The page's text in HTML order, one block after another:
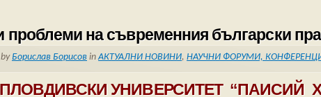
проблеми на съвременния български
Борислав Борисов inАКТУАЛНИ НОВИНИ, НАУЧНИ ФОРУМИ,
ПЛОВДИВСКИ УНИВЕРСИТЕТ “ПАИСИЙ